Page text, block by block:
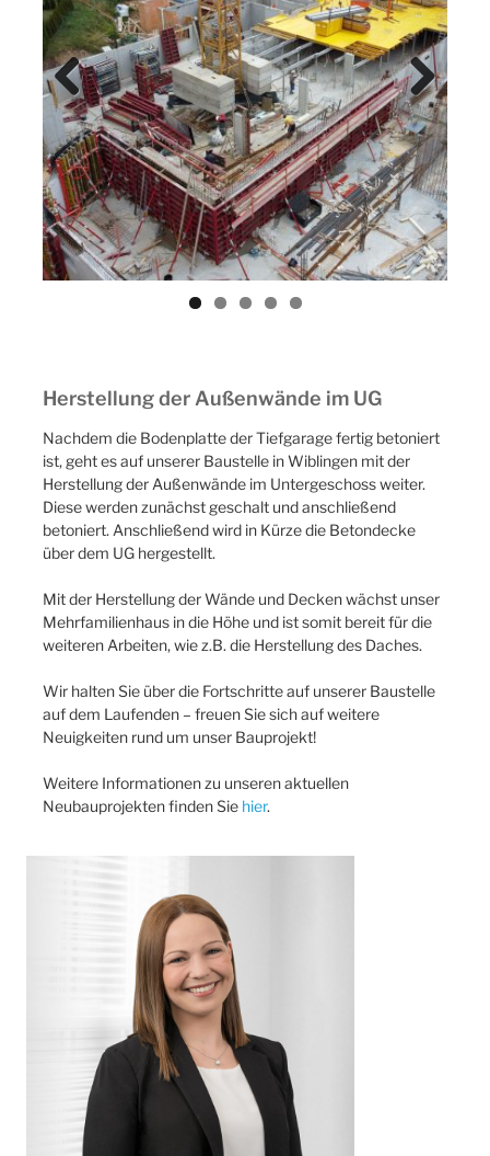
Previ
ous
Next
Herstellung der Außenwände im UG
Nachdem die Bodenplatte der Tiefgarage fertig betoniert
ist, geht es auf unserer Baustelle in Wiblingen mit der
Herstellung der Außenwände im Untergeschoss weiter.
Diese werden zunächst geschalt und anschließend
betoniert. Anschließend wird in Kürze die Betondecke
über dem UG hergestellt.
Mit der Herstellung der Wände und Decken wächst unser
Mehrfamilienhaus in die Höhe und ist somit bereit für die
weiteren Arbeiten, wie z.B. die Herstellung des Daches.
Wir halten Sie über die Fortschritte auf unserer Baustelle
auf dem Laufenden – freuen Sie sich auf weitere
Neuigkeiten rund um unser Bauprojekt!
Weitere Informationen zu unseren aktuellen
Neubauprojekten finden Sie hier.